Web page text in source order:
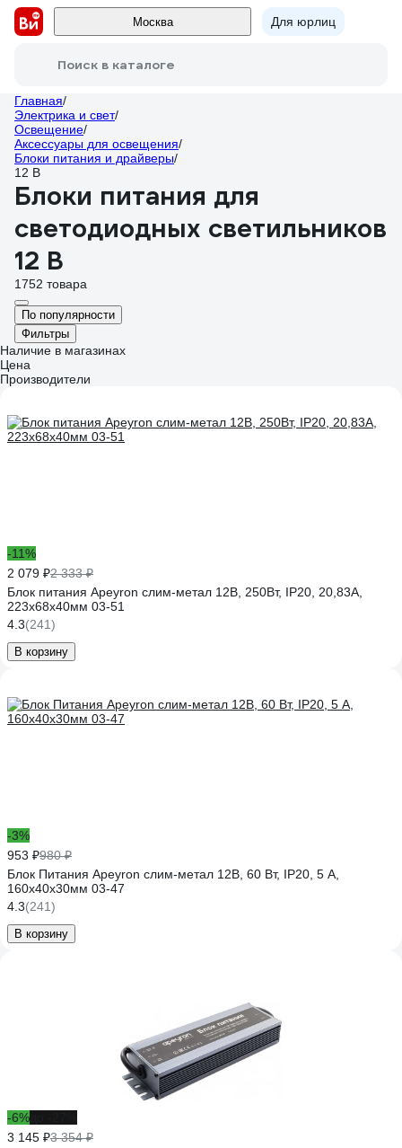
Москва Для юрлиц
Поиск в каталоге
Главная/
Электрика и свет/
Освещение/
Аксессуары для освещения/
Блоки питания и драйверы/
12 В
Блоки питания для
светодиодных светильников
12 В
1752 товара
По популярности
Фильтры
Наличие в магазинах
Цена
Производители
-11%
2 079 ₽2 333 ₽
Блок питания Apeyron слим-метал 12В, 250Вт, IP20, 20,83А,
223х68х40мм 03-51
4.3(241)
В корзину
-3%
953 ₽980 ₽
Блок Питания Apeyron слим-метал 12В, 60 Вт, IP20, 5 А,
160х40х30мм 03-47
4.3(241)
В корзину
-6%
3 145 ₽3 354 ₽